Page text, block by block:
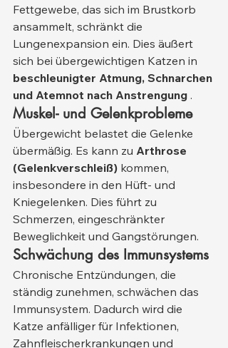
Fettgewebe, das sich im Brustkorb
ansammelt, schränkt die
Lungenexpansion ein. Dies äußert
sich bei übergewichtigen Katzen in
beschleunigter Atmung, Schnarchen
und Atemnot nach Anstrengung .
Muskel- und Gelenkprobleme
Übergewicht belastet die Gelenke
übermäßig. Es kann zu Arthrose
(Gelenkverschleiß) kommen,
insbesondere in den Hüft- und
Kniegelenken. Dies führt zu
Schmerzen, eingeschränkter
Beweglichkeit und Gangstörungen.
Schwächung des Immunsystems
Chronische Entzündungen, die
ständig zunehmen, schwächen das
Immunsystem. Dadurch wird die
Katze anfälliger für Infektionen,
Zahnfleischerkrankungen und